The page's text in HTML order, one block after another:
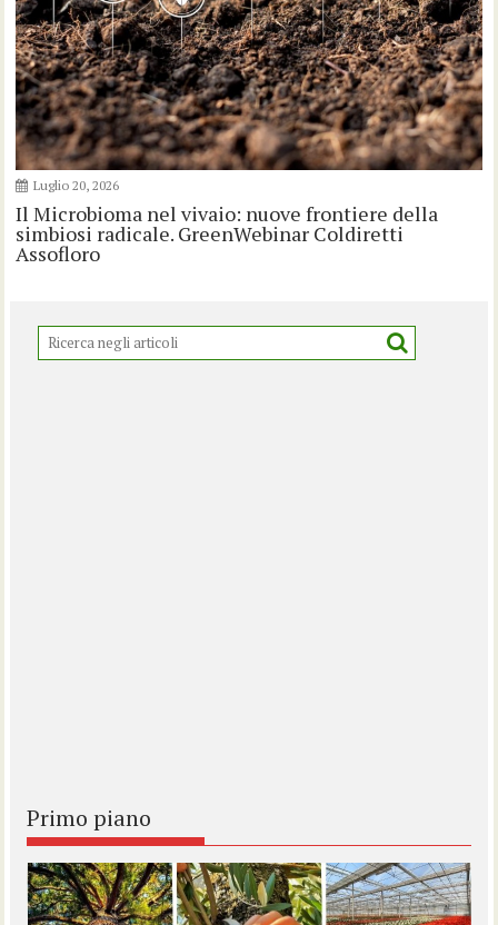
Luglio 20, 2026
Il Microbioma nel vivaio: nuove frontiere della
simbiosi radicale. GreenWebinar Coldiretti
Assofloro
Primo piano